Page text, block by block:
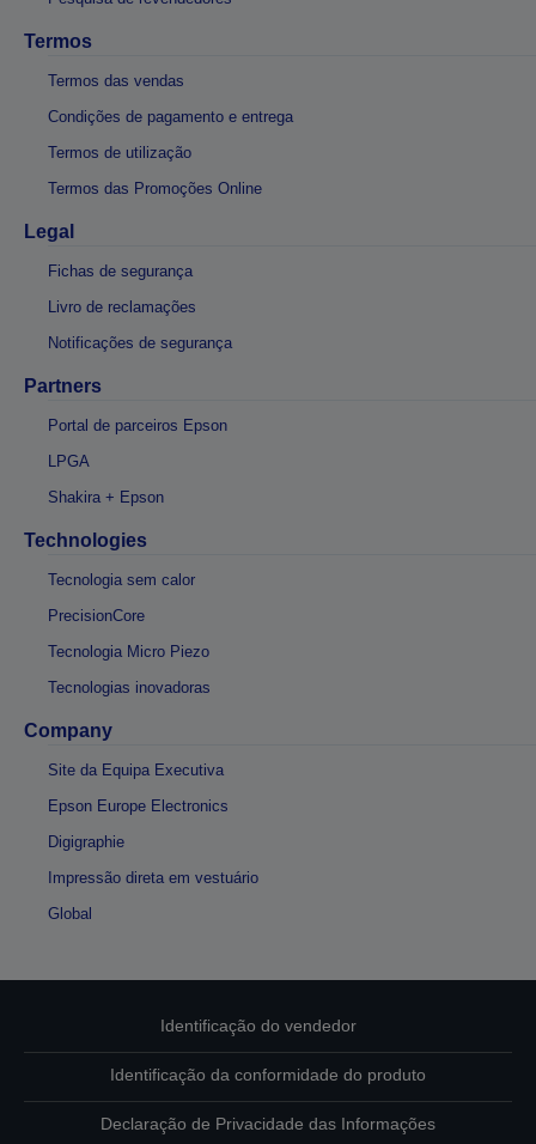
Termos
Termos das vendas
Condições de pagamento e entrega
Termos de utilização
Termos das Promoções Online
Legal
Fichas de segurança
Livro de reclamações
Notificações de segurança
Partners
Portal de parceiros Epson
LPGA
Shakira + Epson
Technologies
Tecnologia sem calor
PrecisionCore
Tecnologia Micro Piezo
Tecnologias inovadoras
Company
Site da Equipa Executiva
Epson Europe Electronics
Digigraphie
Impressão direta em vestuário
Global
Identificação do vendedor
Identificação da conformidade do produto
Declaração de Privacidade das Informações